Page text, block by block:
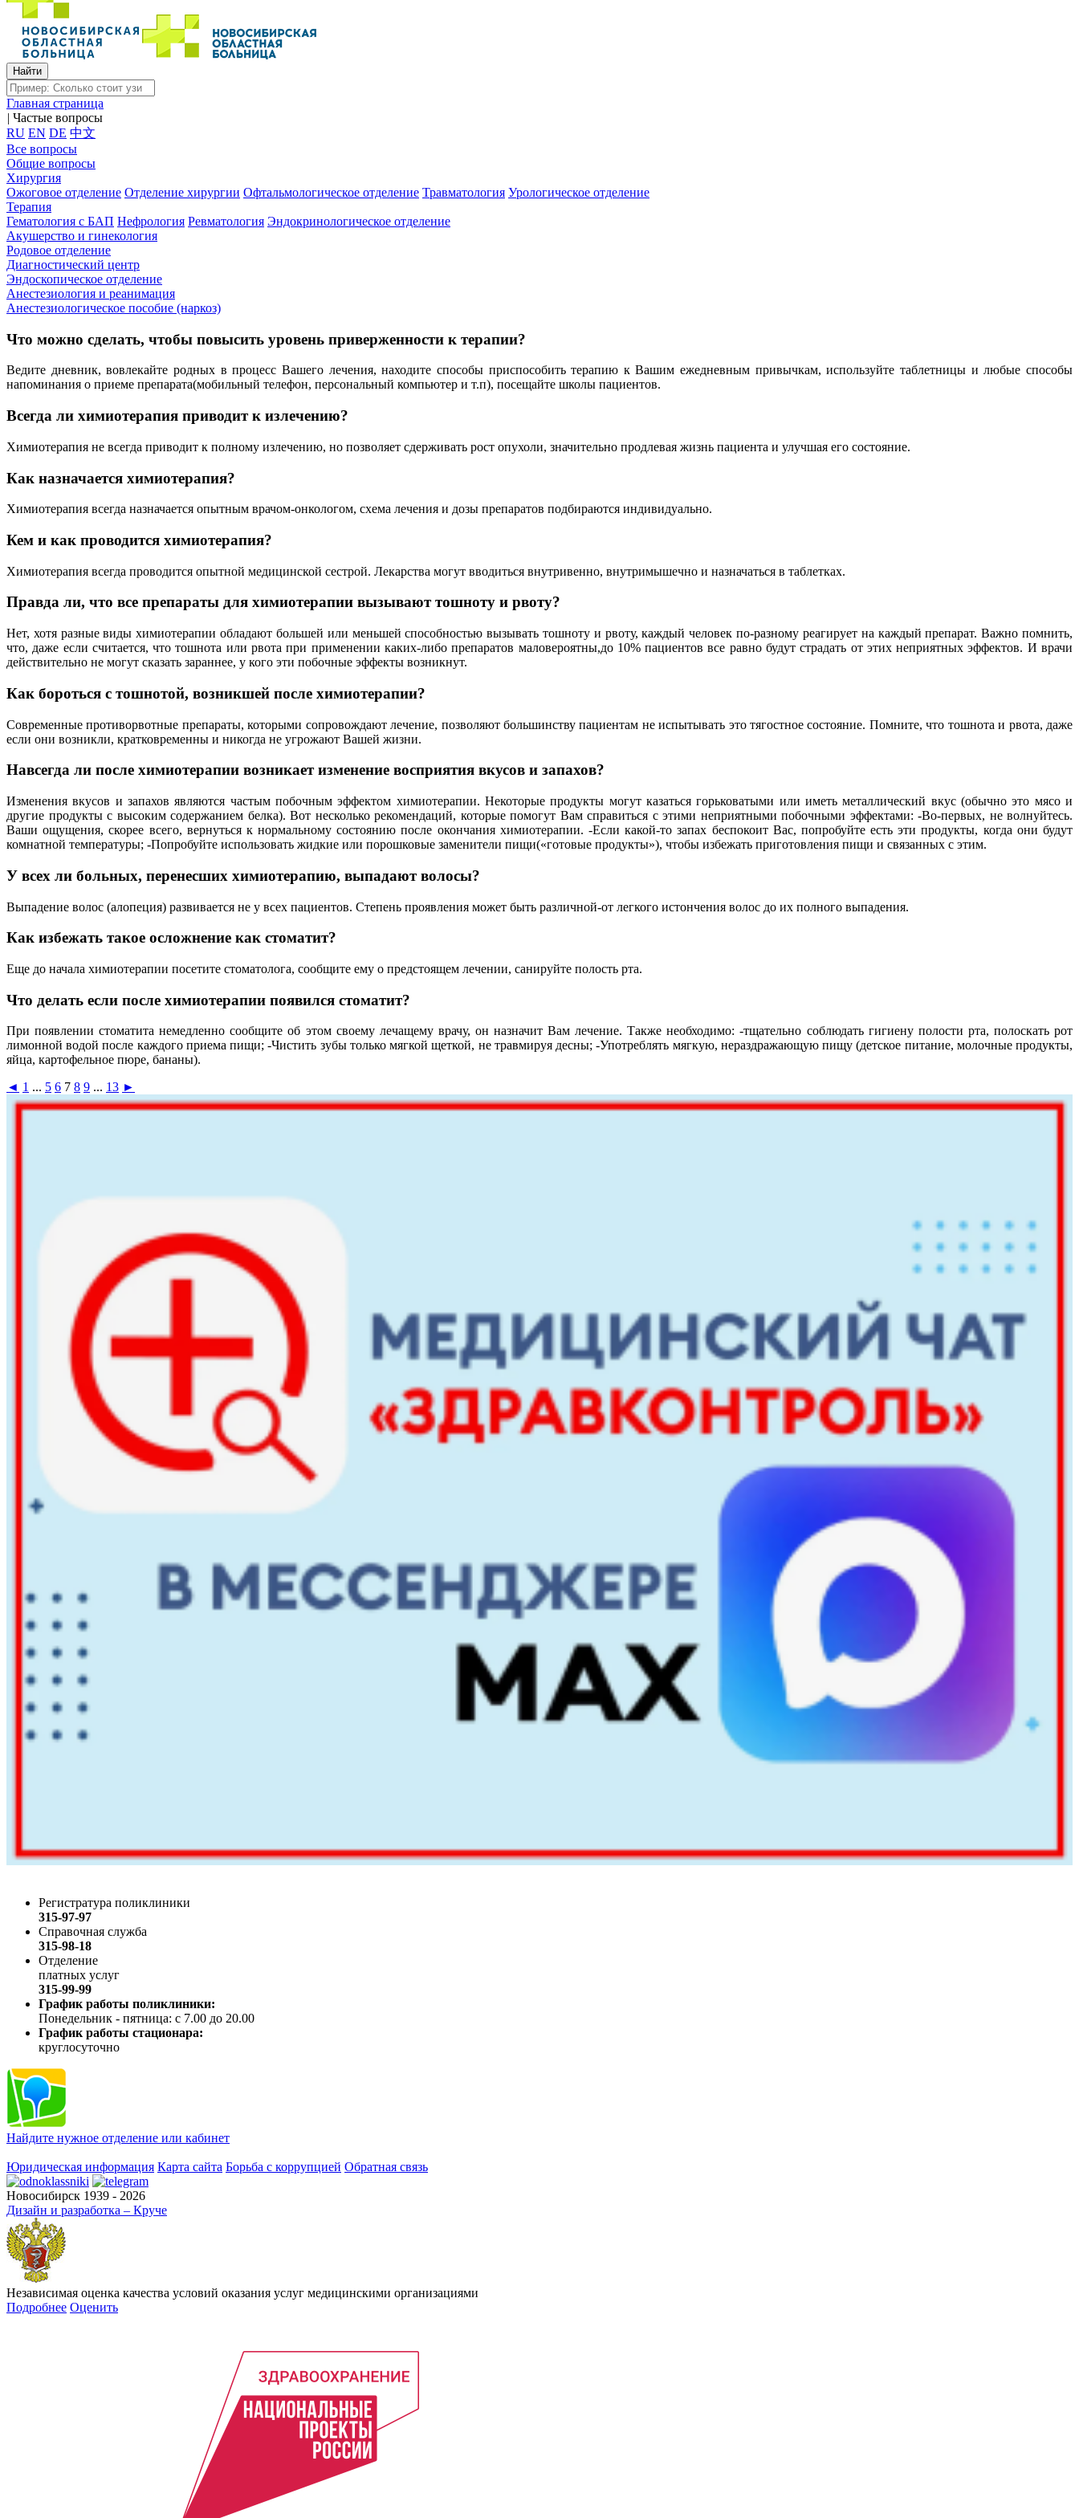
Главная страница
| Частые вопросы
RU EN DE 中文
Все вопросы
Общие вопросы
Хирургия
Ожоговое отделение Отделение хирургии Офтальмологическое отделение Травматология Урологическое отделение
Терапия
Гематология с БАП Нефрология Ревматология Эндокринологическое отделение
Акушерство и гинекология
Родовое отделение
Диагностический центр
Эндоскопическое отделение
Анестезиология и реанимация
Анестезиологическое пособие (наркоз)
Что можно сделать, чтобы повысить уровень приверженности к терапии?
Ведите дневник, вовлекайте родных в процесс Вашего лечения, находите способы приспособить терапию к Вашим ежедневным привычкам, используйте таблетницы и любые способы
напоминания о приеме препарата(мобильный телефон, персональный компьютер и т.п), посещайте школы пациентов.
Всегда ли химиотерапия приводит к излечению?
Химиотерапия не всегда приводит к полному излечению, но позволяет сдерживать рост опухоли, значительно продлевая жизнь пациента и улучшая его состояние.
Как назначается химиотерапия?
Химиотерапия всегда назначается опытным врачом-онкологом, схема лечения и дозы препаратов подбираются индивидуально.
Кем и как проводится химиотерапия?
Химиотерапия всегда проводится опытной медицинской сестрой. Лекарства могут вводиться внутривенно, внутримышечно и назначаться в таблетках.
Правда ли, что все препараты для химиотерапии вызывают тошноту и рвоту?
Нет, хотя разные виды химиотерапии обладают большей или меньшей способностью вызывать тошноту и рвоту, каждый человек по-разному реагирует на каждый препарат. Важно помнить,
что, даже если считается, что тошнота или рвота при применении каких-либо препаратов маловероятны,до 10% пациентов все равно будут страдать от этих неприятных эффектов. И врачи
действительно не могут сказать зараннее, у кого эти побочные эффекты возникнут.
Как бороться с тошнотой, возникшей после химиотерапии?
Современные противорвотные препараты, которыми сопровождают лечение, позволяют большинству пациентам не испытывать это тягостное состояние. Помните, что тошнота и рвота, даже
если они возникли, кратковременны и никогда не угрожают Вашей жизни.
Навсегда ли после химиотерапии возникает изменение восприятия вкусов и запахов?
Изменения вкусов и запахов являются частым побочным эффектом химиотерапии. Некоторые продукты могут казаться горьковатыми или иметь металлический вкус (обычно это мясо и
другие продукты с высоким содержанием белка). Вот несколько рекомендаций, которые помогут Вам справиться с этими неприятными побочными эффектами: -Во-первых, не волнуйтесь.
Ваши ощущения, скорее всего, вернуться к нормальному состоянию после окончания химиотерапии. -Если какой-то запах беспокоит Вас, попробуйте есть эти продукты, когда они будут
комнатной температуры; -Попробуйте использовать жидкие или порошковые заменители пищи(«готовые продукты»), чтобы избежать приготовления пищи и связанных с этим.
У всех ли больных, перенесших химиотерапию, выпадают волосы?
Выпадение волос (алопеция) развивается не у всех пациентов. Степень проявления может быть различной-от легкого истончения волос до их полного выпадения.
Как избежать такое осложнение как стоматит?
Еще до начала химиотерапии посетите стоматолога, сообщите ему о предстоящем лечении, санируйте полость рта.
Что делать если после химиотерапии появился стоматит?
При появлении стоматита немедленно сообщите об этом своему лечащему врачу, он назначит Вам лечение. Также необходимо: -тщательно соблюдать гигиену полости рта, полоскать рот
лимонной водой после каждого приема пищи; -Чистить зубы только мягкой щеткой, не травмируя десны; -Употреблять мягкую, нераздражающую пищу (детское питание, молочные продукты,
яйца, картофельное пюре, бананы).
◄ 1 ... 5 6 7 8 9 ... 13 ►
Регистратура поликлиники
315-97-97
Справочная служба
315-98-18
Отделение
платных услуг
315-99-99
График работы поликлиники:
Понедельник - пятница: с 7.00 до 20.00
График работы стационара:
круглосуточно
Найдите нужное отделение или кабинет
Юридическая информация Карта сайта Борьба с коррупцией Обратная связь
Новосибирск 1939 - 2026
Дизайн и разработка – Круче
Независимая оценка качества условий оказания услуг медицинскими организациями
Подробнее Оценить